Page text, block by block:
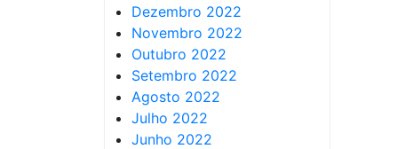
Dezembro 2022
Novembro 2022
Outubro 2022
Setembro 2022
Agosto 2022
Julho 2022
Junho 2022